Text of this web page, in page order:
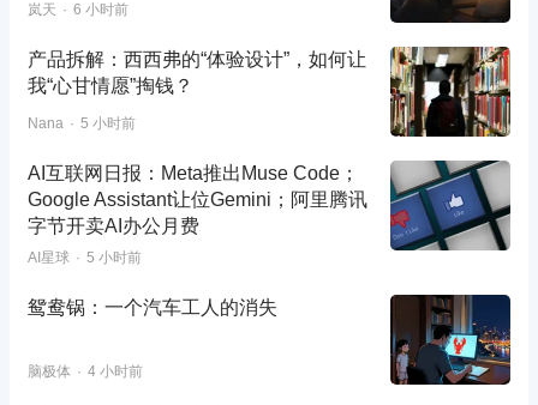
岚天 6 小时前
产品拆解：西西弗的“体验设计”，如何让
我“心甘情愿”掏钱？
Nana 5 小时前
AI互联网日报：Meta推出Muse Code；
Google Assistant让位Gemini；阿里腾讯
字节开卖AI办公月费
AI星球 5 小时前
鸳鸯锅：一个汽车工人的消失
脑极体 4 小时前